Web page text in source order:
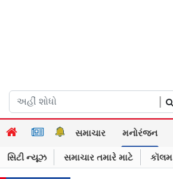
સમાચાર મનોરંજન
સિટી ન્યૂઝ સમાચાર તમારે માટે કૉલમ